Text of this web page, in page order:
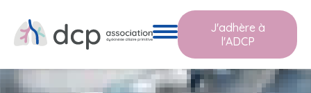
J'adhère à
l'ADCP